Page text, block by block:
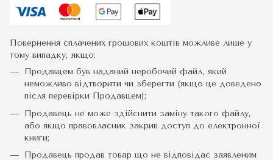
Повернення сплачених грошових коштів можливе лише у
тому випадку, якщо:
Продавцем був наданий неробочий файл, який
неможливо відтворити чи зберегти (якщо це доведено
після перевірки Продавцем);
Продавець не може здійснити заміну такого файлу,
або якщо правовласник закрив доступ до електронної
книги;
Продавець продав товар що не відповідає заявленим